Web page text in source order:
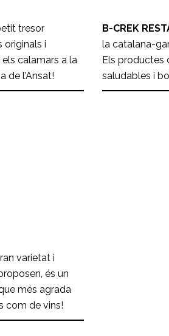
tresor
originals i
calamars a la
de l’Ansat!
B-CREK
la catalana-
Els productes
saludables i
varietat i
és un
més agrada
com de vins!